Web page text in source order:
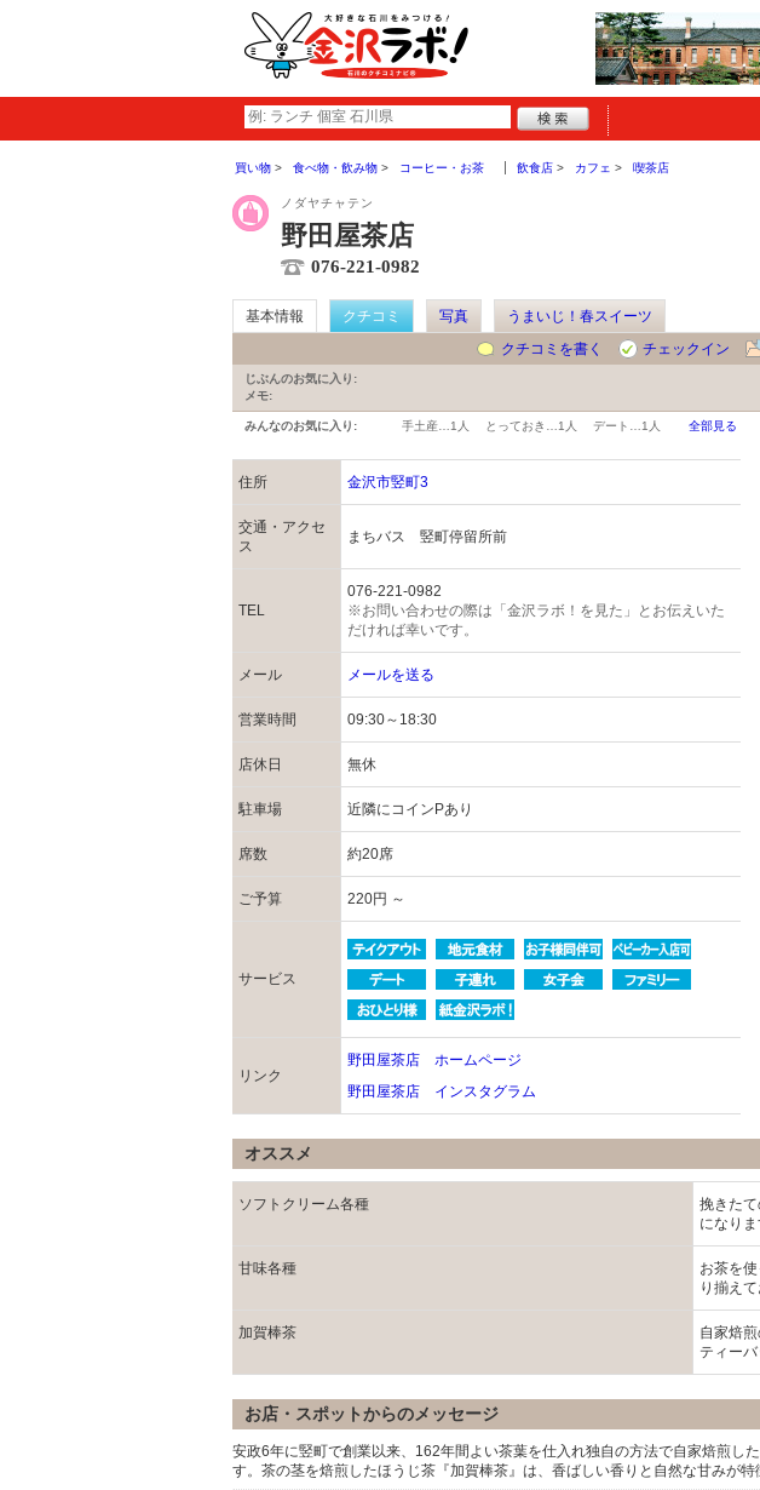
買い物 食べ物・飲み物 コーヒー・お茶 飲食店 カフェ 喫茶店
ノダヤチャテン
野田屋茶店
076-221-0982
基本情報 クチコミ 写真
うまいじ！春スイーツ
クチコミを書く
チェックイン
じぶんのお気に入り:
メモ:
みんなのお気に入り: 手土産… 1人 とっておき… 1人 デート… 1人 全部見る
住所 金沢市竪町3
交通・アクセ
ス
まちバス 竪町停留所前
TEL
076-221-0982
※お問い合わせの際は「金沢ラボ！を見た」とお伝えいた
だければ幸いです。
メール メールを送る
営業時間 09:30～18:30
店休日 無休
駐車場 近隣にコインPあり
席数 約20席
ご予算 220円 ～
サービス
リンク
野田屋茶店 ホームページ
野田屋茶店 インスタグラム
オススメ
ソフトクリーム各種
挽きた
になりま
甘味各種
お茶を
り揃えて
加賀棒茶
自家焙
ティー
お店・スポットからのメッセージ
安政6年に竪町で創業以来、162年間よい茶葉を仕入れ独自の方法で自家焙煎し
す。茶の茎を焙煎したほうじ茶『加賀棒茶』は、香ばしい香りと自然な甘みが特